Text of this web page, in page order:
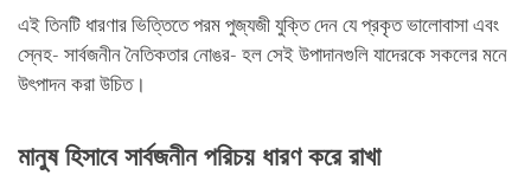
এই তিনটি ধারণার ভিত্তিতে পরম পুজ্যজী যুক্তি দেন যে প্রকৃত ভালোবাসা এবং
স্নেহ- সার্বজনীন নৈতিকতার নোঙর- হল সেই উপাদানগুলি যাদেরকে সকলের মনে
উৎপাদন করা উচিত।
মানুষ হিসাবে সার্বজনীন পরিচয় ধারণ করে রাখা